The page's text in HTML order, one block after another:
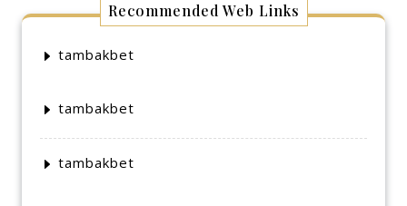
Recommended Web Links
tambakbet
tambakbet
tambakbet